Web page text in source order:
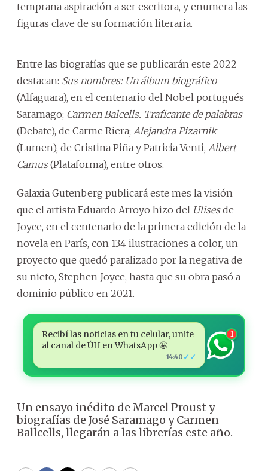
temprana aspiración a ser escritora, y enumera las
figuras clave de su formación literaria.
Entre las biografías que se publicarán este 2022
destacan: Sus nombres: Un álbum biográfico
(Alfaguara), en el centenario del Nobel portugués
Saramago; Carmen Balcells. Traficante de palabras
(Debate), de Carme Riera; Alejandra Pizarnik
(Lumen), de Cristina Piña y Patricia Venti, Albert
Camus(Plataforma), entre otros.
Galaxia Gutenberg publicará este mes la visión
que el artista Eduardo Arroyo hizo del Ulisesde
Joyce, en el centenario de la primera edición de la
novela en París, con 134 ilustraciones a color, un
proyecto que quedó paralizado por la negativa de
su nieto, Stephen Joyce, hasta que su obra pasó a
dominio público en 2021.
Recibí las noticias en tu celular, unite
al canal de ÚH en WhatsApp 🤩
14:40 ✓✓
1
Un ensayo inédito de Marcel Proust y
biografías de José Saramago y Carmen
Ballcells, llegarán a las librerías este año.